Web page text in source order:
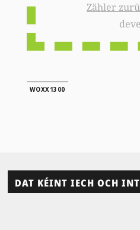
Zähler
WOXX1300
DAT KÉINT IECH OCH